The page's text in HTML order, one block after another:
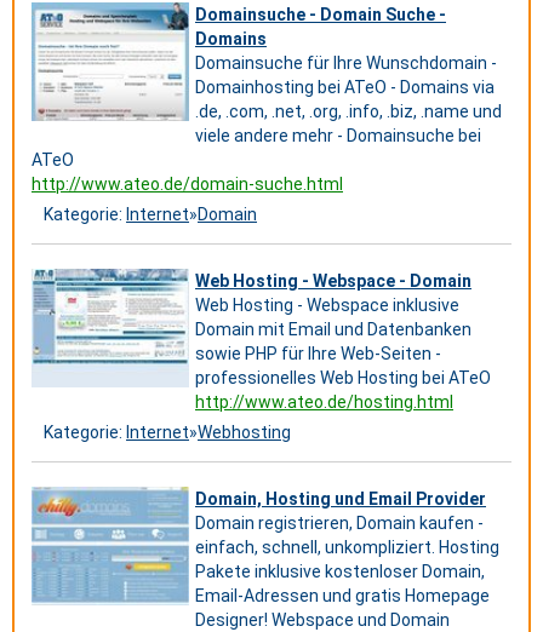
Domainsuche - Domain Suche -
Domains
Domainsuche für Ihre Wunschdomain -
Domainhosting bei ATeO - Domains via
.de, .com, .net, .org, .info, .biz, .name und
viele andere mehr - Domainsuche bei
ATeO
http://www.ateo.de/domain-suche.html
Kategorie: Internet»Domain
Web Hosting - Webspace - Domain
Web Hosting - Webspace inklusive
Domain mit Email und Datenbanken
sowie PHP für Ihre Web-Seiten -
professionelles Web Hosting bei ATeO
http://www.ateo.de/hosting.html
Kategorie: Internet»Webhosting
Domain, Hosting und Email Provider
Domain registrieren, Domain kaufen -
einfach, schnell, unkompliziert. Hosting
Pakete inklusive kostenloser Domain,
Email-Adressen und gratis Homepage
Designer! Webspace und Domain